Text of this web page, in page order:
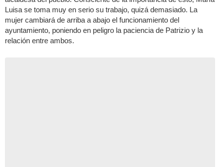
Luisa se toma muy en serio su trabajo, quizá demasiado. La
mujer cambiará de arriba a abajo el funcionamiento del
ayuntamiento, poniendo en peligro la paciencia de Patrizio y la
relación entre ambos.